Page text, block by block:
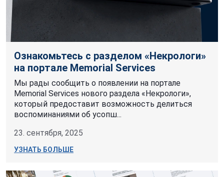
Ознакомьтесь с разделом «Некрологи»
на портале Memorial Services
Мы рады сообщить о появлении на портале
Memorial Services нового раздела «Некрологи»,
который предоставит возможность делиться
воспоминаниями об усопш...
23. сентября, 2025
УЗНАТЬ БОЛЬШЕ